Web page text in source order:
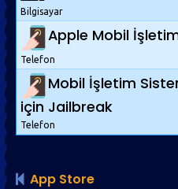
Bilgisayar
Apple Mobil
Telefon
Mobil İşletim
için Jailbreak
Telefon
App Store